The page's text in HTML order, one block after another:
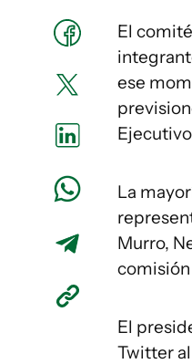
El
ese
La
Murro,
El
Twitter